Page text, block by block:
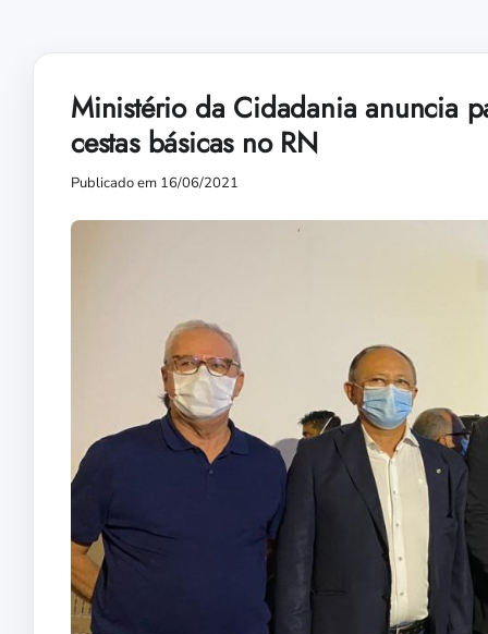
Ministério da Cidadania anuncia
cestas básicas no RN
Publicado em 16/06/2021